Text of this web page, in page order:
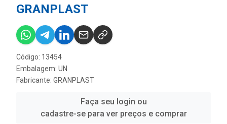
GRANPLAST
Código: 13454
Embalagem: UN
Fabricante: GRANPLAST
Faça seu login ou
cadastre-se para ver preços e comprar